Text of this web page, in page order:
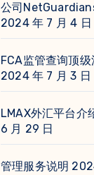
公司
2024 年 7 月 4 日
FCA监管查询顶
2024 年 7 月 3 日
LMAX外汇平台介
6 月 29 日
管理服务说明